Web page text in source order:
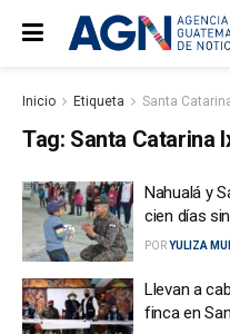
Inicio Etiqueta Santa
Tag: Santa Catarina
Nahualá y
cien días
PORYULIZA
Llevan a
finca en